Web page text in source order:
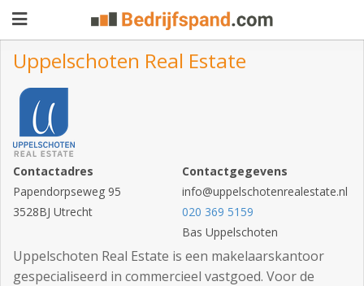
Pand
aanbieden
Pand
zoeken
Waarom
adverteren
adverteren
Blog
Uppelschoten Real Estate
Contactadres
Papendorpseweg 95
3528BJ Utrecht
Contactgegevens
info@uppelschotenrealestate.nl
020 369 5159
Bas Uppelschoten
Uppelschoten Real Estate is een makelaarskantoor
gespecialiseerd in commercieel vastgoed. Voor de